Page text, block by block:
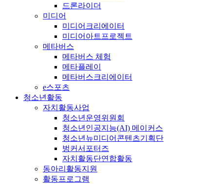
드론라이더
미디어
미디어크리에이터
미디어아트프로젝트
메타버스
메타버스 체험
메타플레이
메타버스크리에이터
e스포츠
청소년활동
자치활동사업
청소년운영위원회
청소년인공지능(AI) 메이커스
청소년뉴미디어콘텐츠기획단
벙커서포터즈
자치활동단연합활동
동아리활동지원
활동프로그램